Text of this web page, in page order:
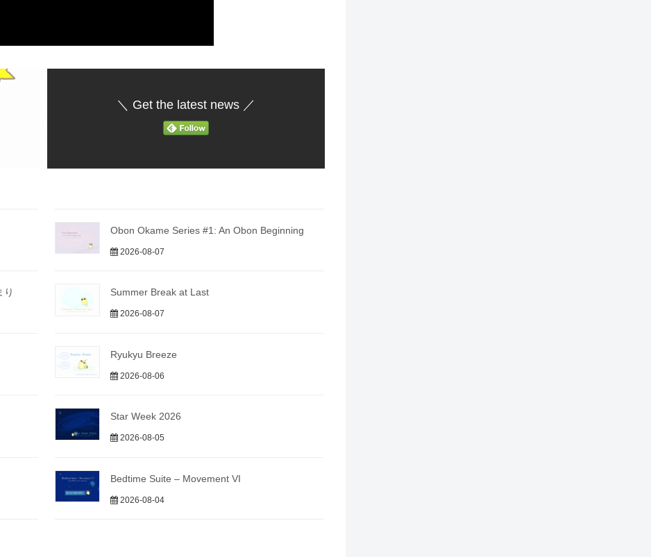
＼ Get the latest news ／
Obon Okame Series #1: An Obon Beginning
2026-08-07
り Summer Break at Last
2026-08-07
Ryukyu Breeze
2026-08-06
Star Week 2026
2026-08-05
Bedtime Suite – Movement VI
2026-08-04